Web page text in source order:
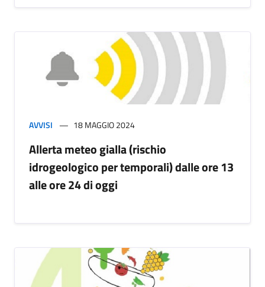
AVVISI 18 MAGGIO 2024
Allerta meteo gialla (rischio
idrogeologico per temporali) dalle ore 13
alle ore 24 di oggi